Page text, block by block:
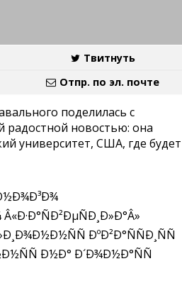
Твитнуть
Отпр. по эл. почте
поделилась с
радостной новостью: она
университет, США, где будет